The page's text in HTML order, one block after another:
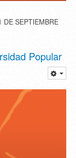
DE SEPTIEMBRE
Popular